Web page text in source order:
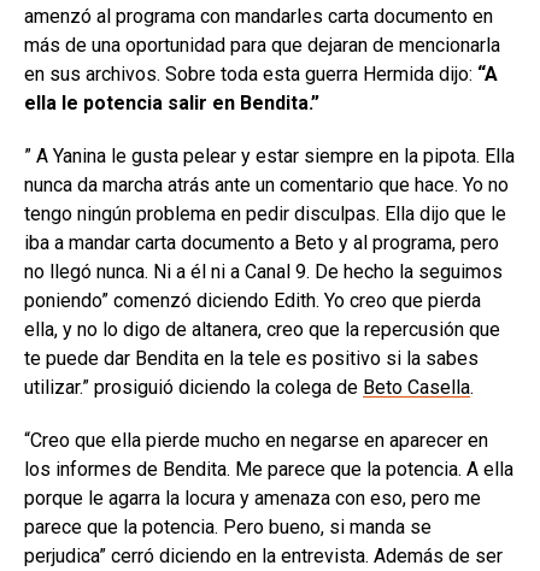
amenzó al programa con mandarles carta documento en
más de una oportunidad para que dejaran de mencionarla
en sus archivos. Sobre toda esta guerra Hermida dijo: “A
ella le potencia salir en Bendita.”
” A Yanina le gusta pelear y estar siempre en la pipota. Ella
nunca da marcha atrás ante un comentario que hace. Yo no
tengo ningún problema en pedir disculpas. Ella dijo que le
iba a mandar carta documento a Beto y al programa, pero
no llegó nunca. Ni a él ni a Canal 9. De hecho la seguimos
poniendo” comenzó diciendo Edith. Yo creo que pierda
ella, y no lo digo de altanera, creo que la repercusión que
te puede dar Bendita en la tele es positivo si la sabes
utilizar.” prosiguió diciendo la colega de Beto Casella.
“Creo que ella pierde mucho en negarse en aparecer en
los informes de Bendita. Me parece que la potencia. A ella
porque le agarra la locura y amenaza con eso, pero me
parece que la potencia. Pero bueno, si manda se
perjudica” cerró diciendo en la entrevista. Además de ser